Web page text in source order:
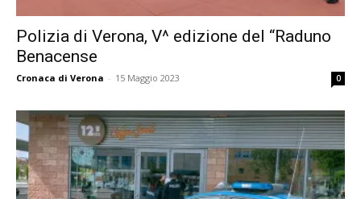
Polizia di Verona, V^ edizione del “Raduno
Benacense
Cronaca di Verona - 15 Maggio 2023 0